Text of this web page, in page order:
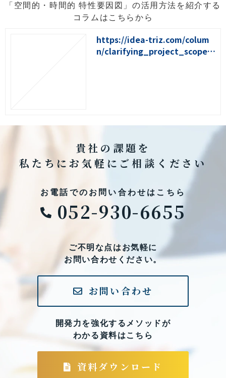
「空間的・時間的 特性要因図」の活用方法を紹介する
コラムはこちらから
https://idea-triz.com/colum
n/clarifying_project_scope_
貴社の課題を
私たちにお気軽にご相談ください
お電話でのお問い合わせはこちら
052-930-6655
ご不明な点はお気軽に
お問い合わせください。
お問い合わせ
開発力を強化するメソッドが
わかる資料はこちら
資料ダウンロード